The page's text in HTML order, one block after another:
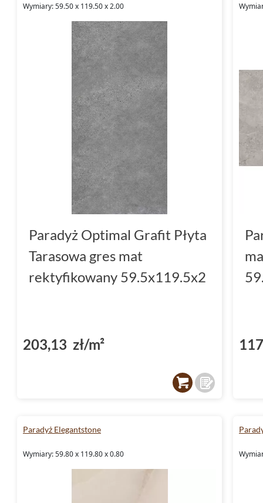
Wymiary: 59.50 x 119.50 x 2.00
Paradyż Optimal Grafit Płyta
Tarasowa gres mat
rektyfikowany 59.5x119.5x2
203,13 zł/m²
Paradyż Elegantstone
Wymiary: 59.80 x 119.80 x 0.80